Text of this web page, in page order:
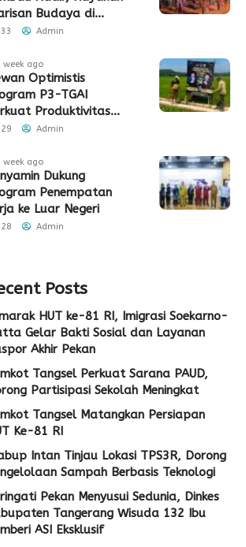
Budaya di
Kota Tangerang
33 Admin
week ago
Optimistis
P3-TGAI
Produktivitas
di Lebak
29 Admin
week ago
Dukung
Penempatan
ke Luar Negeri
28 Admin
Posts
HUT ke-81 RI, Imigrasi Soekarno-
Gelar Bakti Sosial dan Layanan
Akhir Pekan
Tangsel Perkuat Sarana PAUD,
Partisipasi Sekolah Meningkat
Tangsel Matangkan Persiapan
Ke-81 RI
Intan Tinjau Lokasi TPS3R, Dorong
Sampah Berbasis Teknologi
Pekan Menyusui Sedunia, Dinkes
Tangerang Wisuda 132 Ibu
ASI Eksklusif